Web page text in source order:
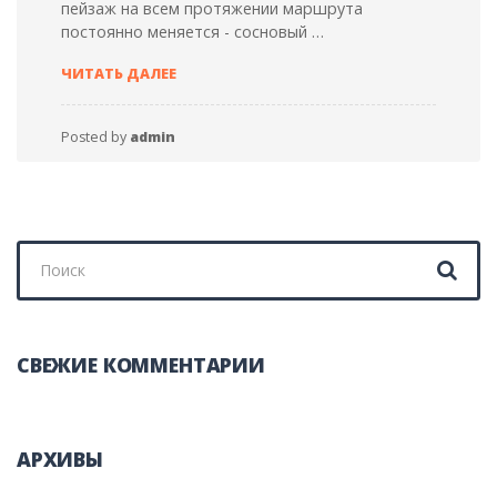
пейзаж на всем протяжении маршрута
постоянно меняется - сосновый …
ЧИТАТЬ ДАЛЕЕПОЛЕССКИЕ
Posted by admin
для:
СВЕЖИЕ КОММЕНТАРИИ
АРХИВЫ